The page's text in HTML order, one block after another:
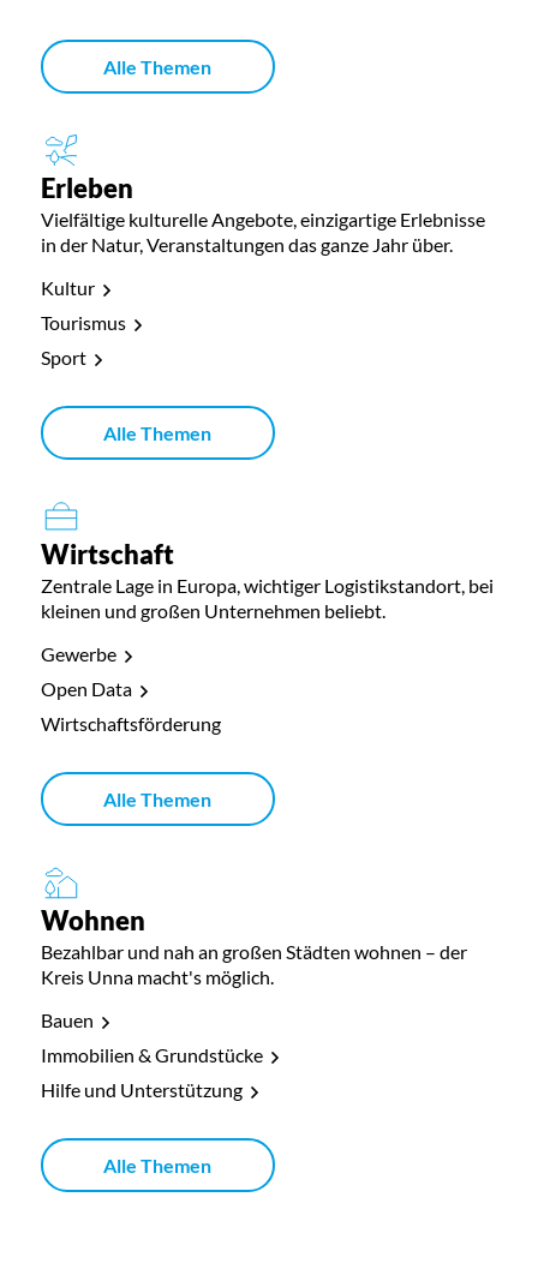
Alle Themen
Erleben
Vielfältige kulturelle Angebote, einzigartige Erlebnisse
in der Natur, Veranstaltungen das ganze Jahr über.
Kultur
Tourismus
Sport
Alle Themen
Wirtschaft
Zentrale Lage in Europa, wichtiger Logistikstandort, bei
kleinen und großen Unternehmen beliebt.
Gewerbe
Open Data
Wirtschaftsförderung
Alle Themen
Wohnen
Bezahlbar und nah an großen Städten wohnen – der
Kreis Unna macht's möglich.
Bauen
Immobilien & Grundstücke
Hilfe und Unterstützung
Alle Themen